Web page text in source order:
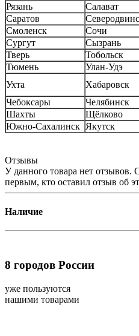
Рязань
Салават
Саратов
Смоленск
Сочи
Сургут
Сызрань
Тверь
Тобольск
Тюмень
Улан-Удэ
Ухта
Хабаровск
Чебоксары
Челябинск
Шахты
Щёлково
Южно-Сахалинск Якутск
Отзывы
У данного товара нет отзывов.
первым, кто оставил отзыв об
Наличие
8 городов России
уже пользуются
нашими товарами